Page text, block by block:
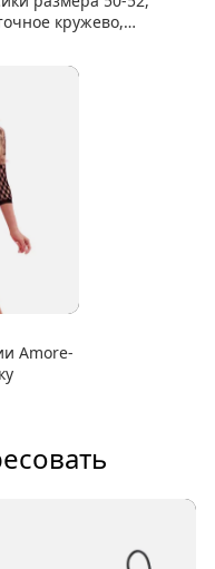
кружево,
Amore-